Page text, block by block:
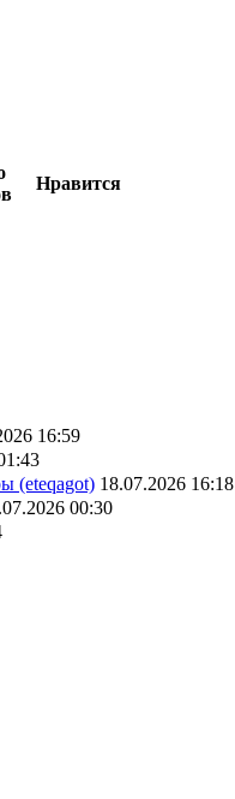
Нравится
16:59
(eteqagot) 18.07.2026 16:18
00:30